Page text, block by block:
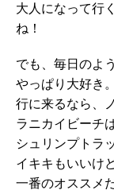
大人になって行
ね！
でも、毎日のよ
やっぱり大好き
行に来るなら、
ラニカイビーチ
シュリンプトラ
イキキもいいけ
一番のオススメだ